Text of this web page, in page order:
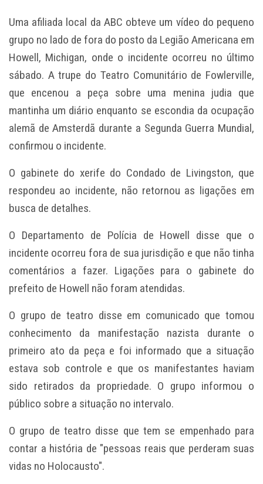
Uma afiliada local da ABC obteve um vídeo do pequeno
grupo no lado de fora do posto da Legião Americana em
Howell, Michigan, onde o incidente ocorreu no último
sábado. A trupe do Teatro Comunitário de Fowlerville,
que encenou a peça sobre uma menina judia que
mantinha um diário enquanto se escondia da ocupação
alemã de Amsterdã durante a Segunda Guerra Mundial,
confirmou o incidente.
O gabinete do xerife do Condado de Livingston, que
respondeu ao incidente, não retornou as ligações em
busca de detalhes.
O Departamento de Polícia de Howell disse que o
incidente ocorreu fora de sua jurisdição e que não tinha
comentários a fazer. Ligações para o gabinete do
prefeito de Howell não foram atendidas.
O grupo de teatro disse em comunicado que tomou
conhecimento da manifestação nazista durante o
primeiro ato da peça e foi informado que a situação
estava sob controle e que os manifestantes haviam
sido retirados da propriedade. O grupo informou o
público sobre a situação no intervalo.
O grupo de teatro disse que tem se empenhado para
contar a história de "pessoas reais que perderam suas
vidas no Holocausto".